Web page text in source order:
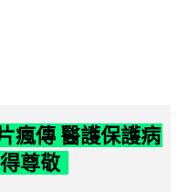
瘋傳 醫護保護病
尊敬